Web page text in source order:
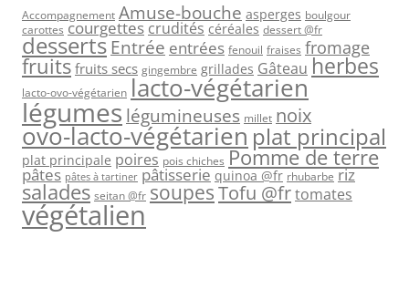
Accompagnement Amuse-bouche asperges boulgour
carottes courgettes crudités céréales dessert @fr
desserts Entrée entrées fenouil fraises fromage
fruits fruits secs gingembre grillades Gâteau herbes
lacto-ovo-végétarien lacto-végétarien
légumes légumineuses millet noix
ovo-lacto-végétarien plat principal
plat principale poires pois chiches Pomme de terre
pâtes pâtes à tartiner pâtisserie quinoa @fr rhubarbe riz
salades seitan @fr soupesTofu @frtomates
végétalien